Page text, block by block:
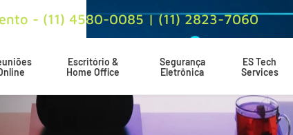
- (11) 4580-0085 | (11) 2823-7060
Escritório &
Home Office
Segurança
Eletrônica
ES Tech
Services